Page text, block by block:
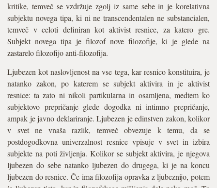
kritike, temveč se vzdržuje zgolj iz same sebe in je korelativna
subjektu novega tipa, ki ni ne transcendentalen ne substancialen,
temveč v celoti definiran kot aktivist resnice, za katero gre.
Subjekt novega tipa je filozof nove filozofije, ki je glede na
zastarelo filozofijo anti-filozofija.
Ljubezen kot naslovljenost na vse tega, kar resnico konstituira, je
natanko zakon, po katerem se subjekt aktivira in je aktivist
resnice: ta zato ni nikoli partikularna in osamljena, medtem ko
subjektovo prepričanje glede dogodka ni intimno prepričanje,
ampak je javno deklariranje. Ljubezen je edinstven zakon, kolikor
v svet ne vnaša razlik, temveč obvezuje k temu, da se
postdogodkovna univerzalnost resnice vpisuje v svet in izbira
subjekte na poti življenja. Kolikor se subjekt aktivira, je njegova
ljubezen do sebe natanko ljubezen do drugega, ki je na koncu
ljubezen do resnice. Če ima filozofija opravka z ljubeznijo, potem